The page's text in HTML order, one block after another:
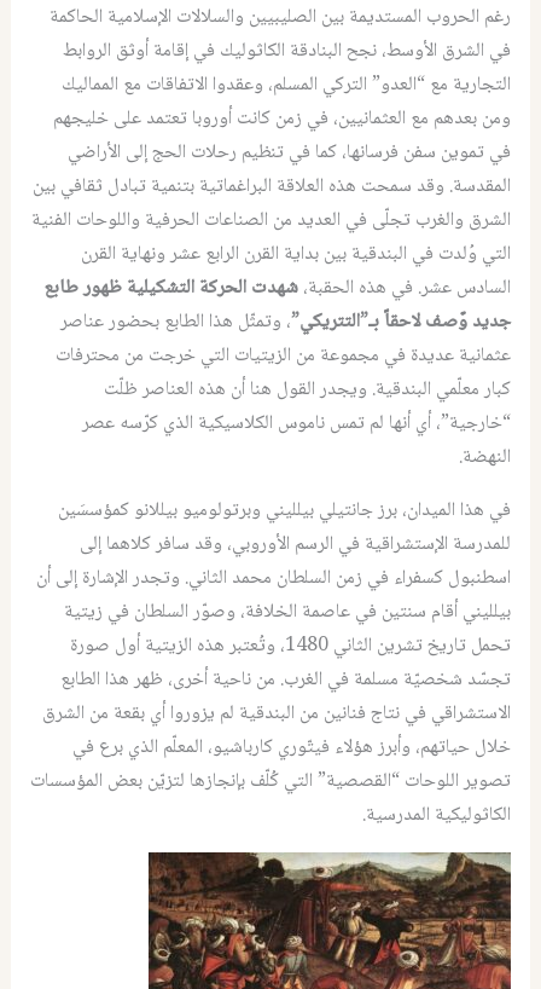
رغم الحروب المستديمة بين الصليبيين والسلالات الإسلامية الحاكمة
في الشرق الأوسط، نجح البنادقة الكاثوليك في إقامة أوثق الروابط
التجارية مع “العدو” التركي المسلم، وعقدوا الاتفاقات مع المماليك
ومن بعدهم مع العثمانيين، في زمن كانت أوروبا تعتمد على خليجهم
في تموين سفن فرسانها، كما في تنظيم رحلات الحج إلى الأراضي
المقدسة. وقد سمحت هذه العلاقة البراغماتية بتنمية تبادل ثقافي بين
الشرق والغرب تجلّى في العديد من الصناعات الحرفية واللوحات الفنية
التي وُلدت في البندقية بين بداية القرن الرابع عشر ونهاية القرن
السادس عشر. في هذه الحقبة،شهدت الحركة التشكيلية ظهور طابع
جديد وٌصف لاحقاً بـ”التتريكي”، وتمثّل هذا الطابع بحضور عناصر
عثمانية عديدة في مجموعة من الزيتيات التي خرجت من محترفات
كبار معلّمي البندقية. ويجدر القول هنا أن هذه العناصر ظلّت
“خارجية”، أي أنها لم تمس ناموس الكلاسيكية الذي كرّسه عصر
النهضة.
في هذا الميدان، برز جانتيلي بيلليني وبرتولوميو بيللانو كمؤسسَين
للمدرسة الإستشراقية في الرسم الأوروبي، وقد سافر كلاهما إلى
اسطنبول كسفراء في زمن السلطان محمد الثاني. وتجدر الإشارة إلى أن
بيلليني أقام سنتين في عاصمة الخلافة، وصوّر السلطان في زيتية
تحمل تاريخ تشرين الثاني 1480، وتُعتبر هذه الزيتية أول صورة
تجسّد شخصيّة مسلمة في الغرب. من ناحية أخرى، ظهر هذا الطابع
الاستشراقي في نتاج فنانين من البندقية لم يزوروا أي بقعة من الشرق
خلال حياتهم، وأبرز هؤلاء فيتّوري كارباشيو، المعلّم الذي برع في
تصوير اللوحات “القصصية” التي كُلّف بإنجازها لتزيّن بعض المؤسسات
الكاثوليكية المدرسية.